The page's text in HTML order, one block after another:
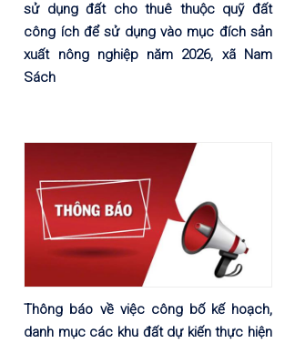
sử dụng đất cho thuê thuộc quỹ đất
công ích để sử dụng vào mục đích sản
xuất nông nghiệp năm 2026, xã Nam
Sách
Thông báo về việc công bố kế hoạch,
danh mục các khu đất dự kiến thực hiện